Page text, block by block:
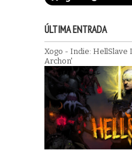
ÚLTIMA ENTRADA
Xogo - Indie: HellSlave
Archon'